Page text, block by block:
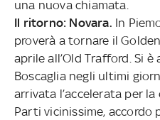
una nuova chiamata.
Il ritorno: Novara. In
proverà a tornare il
aprile all’Old Trafford. Si
Boscaglia negli ultimi
arrivata l’accelerata per
Parti vicinissime, accordo